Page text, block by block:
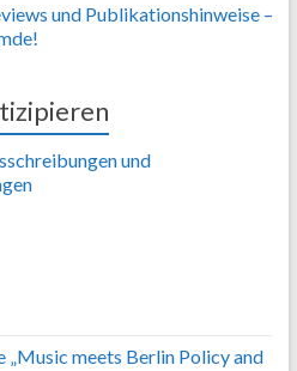
und Publikationshinweise –
und
meets Berlin Policy and